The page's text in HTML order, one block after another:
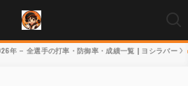
年 – 全選手の打率・防御率・成績一覧 | ヨシラバー